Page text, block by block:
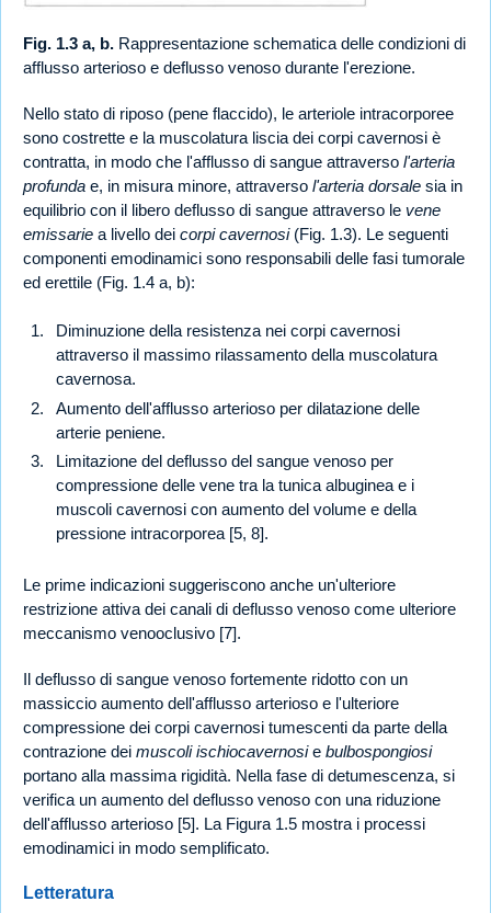
Fig. 1.3 a, b. Rappresentazione schematica delle condizioni di
afflusso arterioso e deflusso venoso durante l'erezione.
Nello stato di riposo (pene flaccido), le arteriole intracorporee
sono costrette e la muscolatura liscia dei corpi cavernosi è
contratta, in modo che l'afflusso di sangue attraverso l'arteria
profunda e, in misura minore, attraverso l'arteria dorsale sia in
equilibrio con il libero deflusso di sangue attraverso le vene
emissarie a livello dei corpi cavernosi(Fig. 1.3). Le seguenti
componenti emodinamici sono responsabili delle fasi tumorale
ed erettile (Fig. 1.4 a, b):
Diminuzione della resistenza nei corpi cavernosi
attraverso il massimo rilassamento della muscolatura
cavernosa.
Aumento dell'afflusso arterioso per dilatazione delle
arterie peniene.
Limitazione del deflusso del sangue venoso per
compressione delle vene tra la tunica albuginea e i
muscoli cavernosi con aumento del volume e della
pressione intracorporea [5, 8].
Le prime indicazioni suggeriscono anche un'ulteriore
restrizione attiva dei canali di deflusso venoso come ulteriore
meccanismo venooclusivo [7].
Il deflusso di sangue venoso fortemente ridotto con un
massiccio aumento dell'afflusso arterioso e l'ulteriore
compressione dei corpi cavernosi tumescenti da parte della
contrazione dei muscoli ischiocavernosie bulbospongiosi
portano alla massima rigidità. Nella fase di detumescenza, si
verifica un aumento del deflusso venoso con una riduzione
dell'afflusso arterioso [5]. La Figura 1.5 mostra i processi
emodinamici in modo semplificato.
Letteratura